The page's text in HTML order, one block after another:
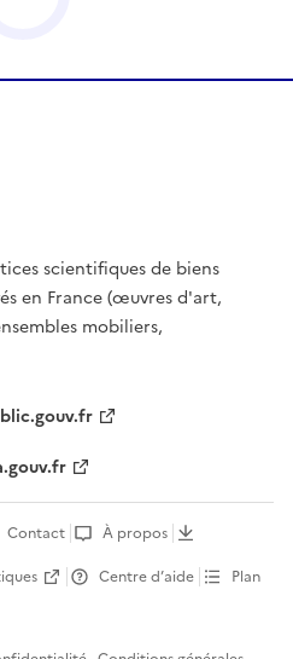
scientifiques de biens
en France (œuvres d'art,
mobiliers,
Contact
À propos
Centre d’aide
Plan